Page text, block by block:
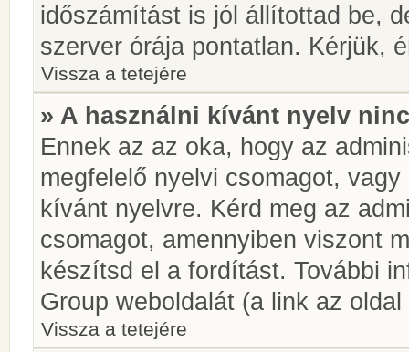
időszámítást is jól állítottad be,
szerver órája pontatlan. Kérjük,
Vissza a tetejére
» A használni kívánt nyelv
Ennek az az oka, hogy az
megfelelő nyelvi csomagot,
kívánt nyelvre. Kérd meg az
csomagot, amennyiben viszont
készítsd el a fordítást. További
Group weboldalát (a link az
Vissza a tetejére